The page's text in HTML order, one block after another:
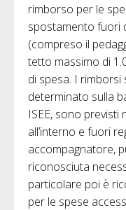
rimborso per le
spostamento fuori
(compreso il
tetto massimo di
di spesa. I rimborsi
determinato sulla
ISEE, sono
all’interno e fuori
accompagnatore,
riconosciuta
particolare poi è
per le spese